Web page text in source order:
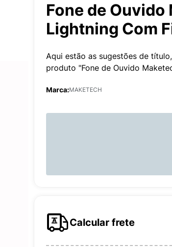
Fone de Ouvido
Lightning Com
Aqui estão as sugestões de
produto "Fone de Ouvido
Marca:MAKETECH
Calcular frete